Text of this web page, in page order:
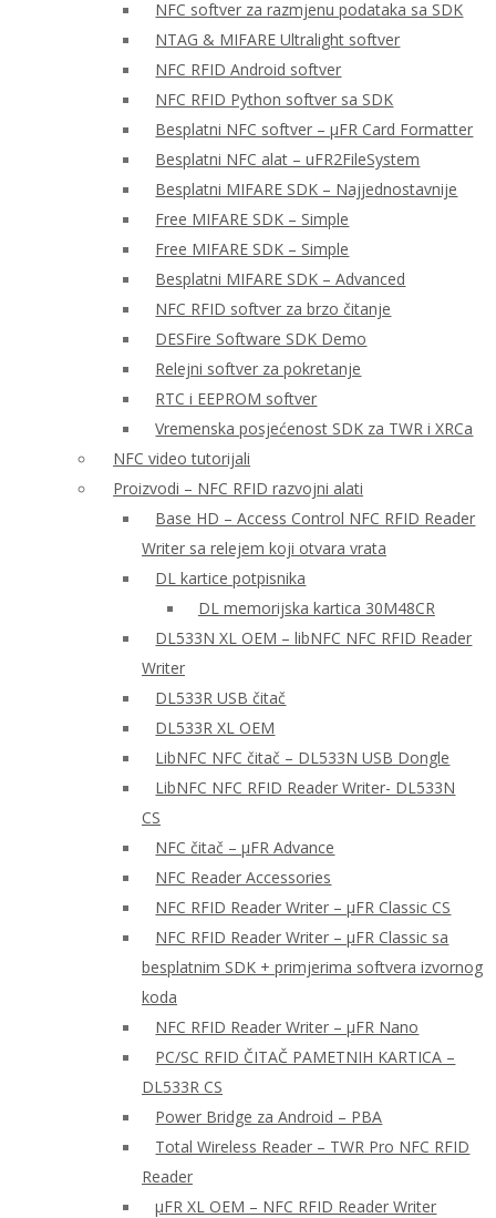
NFC softver za razmjenu podataka sa SDK
NTAG & MIFARE Ultralight softver
NFC RFID Android softver
NFC RFID Python softver sa SDK
Besplatni NFC softver – μFR Card Formatter
Besplatni NFC alat – uFR2FileSystem
Besplatni MIFARE SDK – Najjednostavnije
Free MIFARE SDK – Simple
Free MIFARE SDK – Simple
Besplatni MIFARE SDK – Advanced
NFC RFID softver za brzo čitanje
DESFire Software SDK Demo
Relejni softver za pokretanje
RTC i EEPROM softver
Vremenska posjećenost SDK za TWR i XRCa
NFC video tutorijali
Proizvodi – NFC RFID razvojni alati
Base HD – Access Control NFC RFID Reader
Writer sa relejem koji otvara vrata
DL kartice potpisnika
DL memorijska kartica 30M48CR
DL533N XL OEM – libNFC NFC RFID Reader
Writer
DL533R USB čitač
DL533R XL OEM
LibNFC NFC čitač – DL533N USB Dongle
LibNFC NFC RFID Reader Writer- DL533N
CS
NFC čitač – μFR Advance
NFC Reader Accessories
NFC RFID Reader Writer – μFR Classic CS
NFC RFID Reader Writer – μFR Classic sa
besplatnim SDK + primjerima softvera izvornog
koda
NFC RFID Reader Writer – μFR Nano
PC/SC RFID ČITAČ PAMETNIH KARTICA –
DL533R CS
Power Bridge za Android – PBA
Total Wireless Reader – TWR Pro NFC RFID
Reader
µFR XL OEM – NFC RFID Reader Writer